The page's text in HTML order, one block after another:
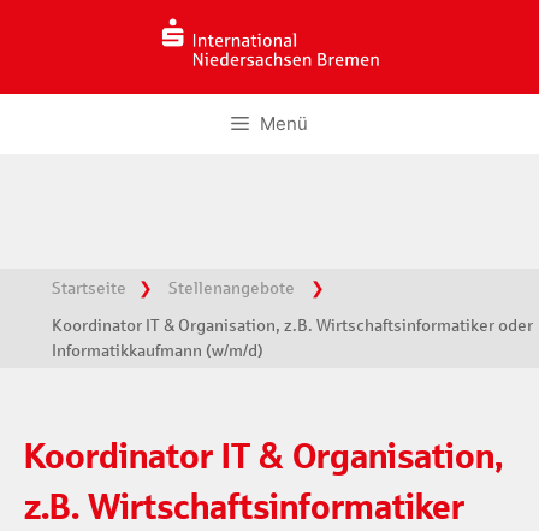
Menü
Startseite
Stellenangebote
Koordinator IT & Organisation, z.B. Wirtschaftsinformatiker oder
Informatikkaufmann (w/m/d)
Koordinator IT & Organisation,
z.B. Wirtschaftsinformatiker